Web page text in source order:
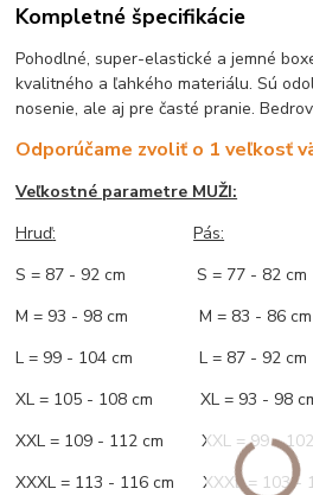
Kompletné špecifikácie
Pohodlné, super-elastické a jemné
kvalitného a ľahkého materiálu. Sú
nosenie, ale aj pre časté pranie.
Odporúčame zvoliť o 1 veľkosť
Veľkostné parametre MUŽI:
Hruď:
Pás:
S = 87 - 92 cm S = 77 - 82 cm
M = 93 - 98 cm M = 83 - 86 cm
L = 99 - 104 cm L = 87 - 92 cm
XL = 105 - 108 cm XL = 93 - 98
XXL = 109 - 112 cm XXL = 99 -
XXXL = 113 - 116 cm XXXL = 103 -